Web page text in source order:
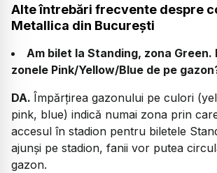
Alte întrebări frecvente despre
Metallica din București
Am bilet la Standing, zona Green.
zonele Pink/Yellow/Blue de pe
DA. Împărțirea gazonului pe culori
pink, blue) indică numai zona prin
accesul în stadion pentru biletele
ajunși pe stadion, fanii vor putea
gazon.